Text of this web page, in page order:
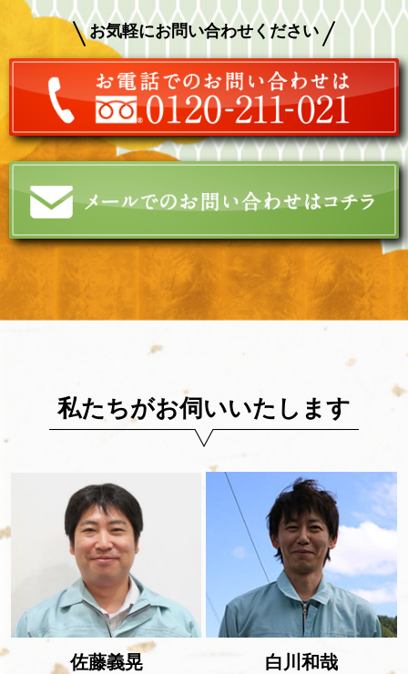
お気軽にお問い合わせください
私たちがお伺いいたします
佐藤義晃 白川和哉